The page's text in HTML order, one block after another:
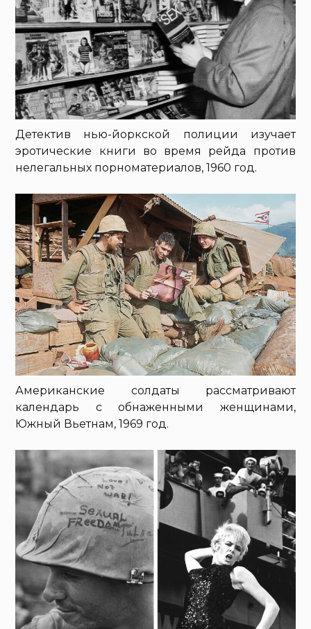
Детектив нью-йоркской полиции изучает
эротические книги во время рейда против
нелегальных порноматериалов, 1960 год.
Американские солдаты рассматривают
календарь с обнаженными женщинами,
Южный Вьетнам, 1969 год.